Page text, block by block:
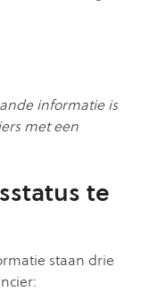
informatie is
met een
te
staan ​​drie